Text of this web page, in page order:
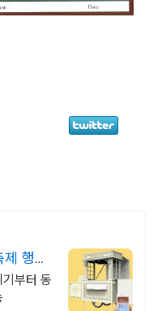
행사,
부터 동